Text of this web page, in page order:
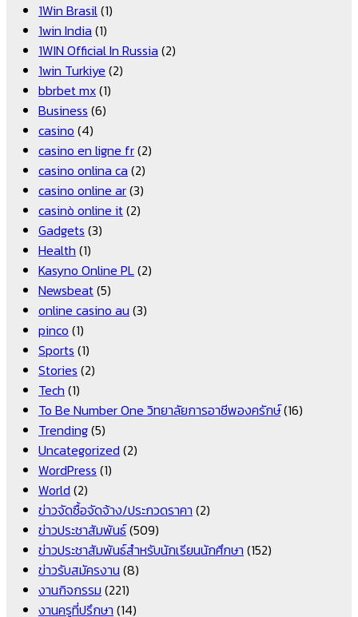
1Win Brasil(1)
1win India (1)
1WIN Official In Russia (2)
1win Turkiye (2)
bbrbet mx(1)
Business (6)
casino (4)
casino en ligne fr(2)
casino onlina ca (2)
casino online ar(3)
casinò online it(2)
Gadgets (3)
Health (1)
Kasyno Online PL(2)
Newsbeat(5)
online casino au (3)
pinco (1)
Sports (1)
Stories (2)
Tech (1)
To Be Number One วิทยาลัยการอาชีพองครักษ์(16)
Trending(5)
Uncategorized (2)
WordPress (1)
World (2)
ข่าวจัดซื้อจัดจ้าง/ประกวดราคา (2)
ข่าวประชาสัมพันธ์(509)
ข่าวประชาสัมพันธ์สำหรับนักเรียนนักศึกษา (152)
ข่าวรับสมัครงาน (8)
งานกิจกรรม (221)
งานครูที่ปรึกษา (14)